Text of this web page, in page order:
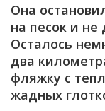
Она
на песок и не
Осталось
два
фляжку с
жадных